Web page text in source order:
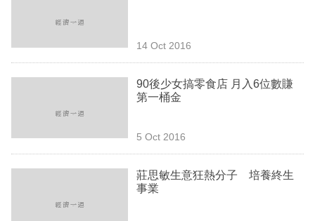
欄
區
14 Oct 2016
90後​少​女​搞零食店 月入6位數賺
第一桶金
5 Oct 2016
莊思敏生意狂熱分子 培養終生
事業